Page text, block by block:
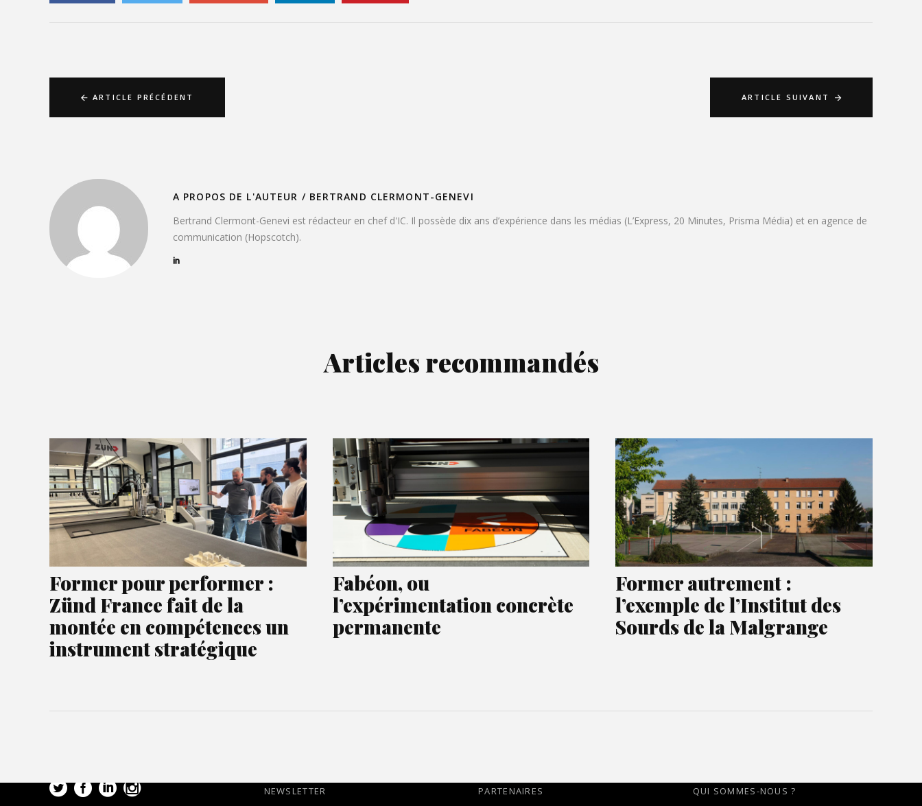
ARTICLE PRÉCÉDENT ARTICLE SUIVANT
A PROPOS DE L'AUTEUR / BERTRAND CLERMONT-GENEVI
Bertrand Clermont-Genevi est rédacteur en chef d'IC. Il possède dix ans d’expérience dans les médias (L’Express, 20 Minutes, Prisma Média) et en agence de
communication (Hopscotch).
Articles recommandés
Former pour performer :
Zünd France fait de la
montée en compétences un
instrument stratégique
Fabéon, ou
l’expérimentation concrète
permanente
Former autrement :
l’exemple de l’Institut des
Sourds de la Malgrange
NEWSLETTER PARTENAIRES QUI SOMMES-NOUS ?